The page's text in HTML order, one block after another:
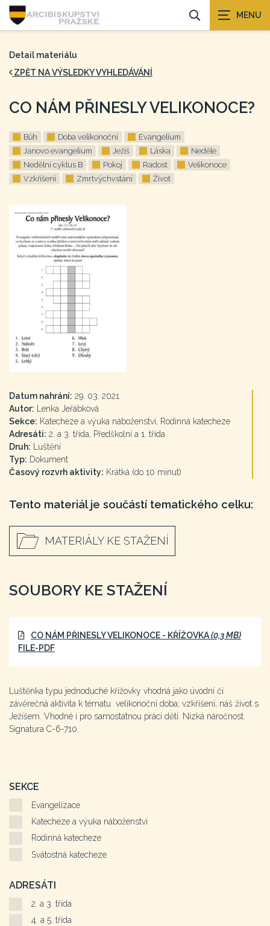
Detail materiálu
ZPĚT NA VÝSLEDKY VYHLEDÁVÁNÍ
CO NÁM PŘINESLY VELIKONOCE?
Bůh Doba velikonoční
Evangelium
Janovo evangelium
Ježíš Láska
Neděle
Nedělní cyklus B
Pokoj Radost
Velikonoce
Vzkříšení
Zmrtvýchvstání Život
Datum nahrání: 29. 03. 2021
Autor: Lenka Jeřábková
Sekce: Katecheze a výuka náboženství, Rodinná katecheze
Adresáti: 2. a 3. třída, Předškolní a 1. třída
Druh: Luštění
Typ: Dokument
Časový rozvrh aktivity: Krátká (do 10 minut)
Tento materiál je součástí tematického celku:
MATERIÁLY KE STAŽENÍ
SOUBORY KE STAŽENÍ
CO NÁM PŘINESLY VELIKONOCE - KŘÍŽOVKA(0,3 MB)
FILE-PDF
Luštěnka typu jednoduché křížovky vhodná jako úvodní či
závěrečná aktivita k tématu velikonoční doba; vzkříšení; náš život s
Ježíšem. Vhodné i pro samostatnou práci dětí. Nízká náročnost.
Signatura C-6-710.
SEKCE
Evangelizace
Katecheze a výuka náboženství
Rodinná katecheze
Svátostná katecheze
ADRESÁTI
2. a 3. třída
4. a 5. třída